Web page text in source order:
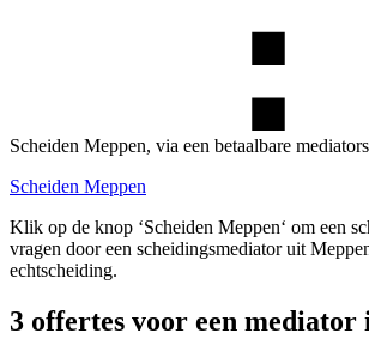
Scheiden Meppen, via een betaalbare mediators
Scheiden Meppen
Klik op de knop ‘Scheiden Meppen‘ om een
vragen door een scheidingsmediator uit
echtscheiding.
3 offertes voor een mediator